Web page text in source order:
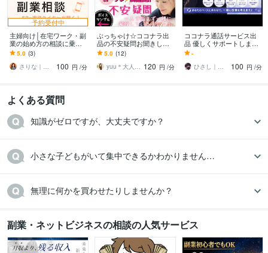
予約受付中
主婦向け│在宅ワーク・副
業の始め方の相談に乗り
ます 子育てママ・副業初
心者│クラウドワークス・
Webライターなど
5.0 (3)
さりな｜業務を仕組み化するオンライン秘書
100 円 /分
ぶっちゃけ☆ココナラ出
品の不安疑問お聞きしま
す 【販売500件超】副業/
初心者/スマホ1台/お悩み
相談室
5.0 (12)
yuu＊大人可愛い癒し声✨心を整える時間 120 円 /分
ココナラ通話サービス出
品 優しくサポートします
【初心者限定☘️いつでも
気軽に話してね♪】
-
ひさし｜恋愛相談・話し相手
100 円 /分
よくある質問
知識がゼロですが、大丈夫ですか？
小さな子どもがいて集中できるかわかりません…
無理に何かを買わせたりしませんか？
副業・ネットビジネスの相談の人気サービス